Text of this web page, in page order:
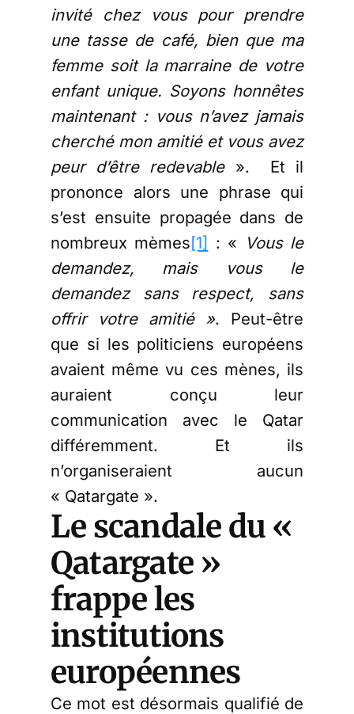
invité chez vous pour prendre
une tasse de café, bien que ma
femme soit la marraine de votre
enfant unique. Soyons honnêtes
maintenant : vous n’avez jamais
cherché mon amitié et vous avez
peur d’être redevable ». Et il
prononce alors une phrase qui
s’est ensuite propagée dans de
nombreux mèmes[1] : « Vous le
demandez, mais vous le
demandez sans respect, sans
offrir votre amitié ». Peut-être
que si les politiciens européens
avaient même vu ces mènes, ils
auraient conçu leur
communication avec le Qatar
différemment. Et ils
n’organiseraient aucun
« Qatargate ».
Le scandale du «
Qatargate »
frappe les
institutions
européennes
Ce mot est désormais qualifié de